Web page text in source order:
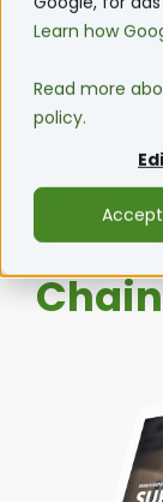
Learn how
Read more
policy.
Accept
White
Chain